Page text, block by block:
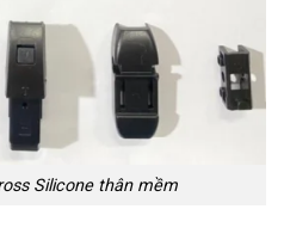
Silicone thân mềm